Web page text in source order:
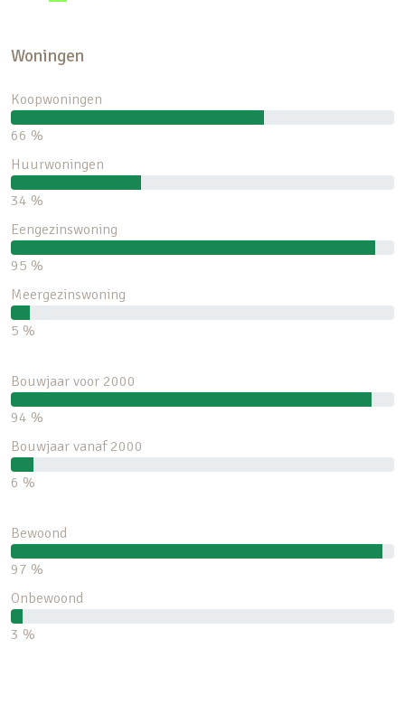
Woningen
Koopwoningen
66 %
Huurwoningen
34 %
Eengezinswoning
95 %
Meergezinswoning
5 %
Bouwjaar voor 2000
94 %
Bouwjaar vanaf 2000
6 %
Bewoond
97 %
Onbewoond
3 %